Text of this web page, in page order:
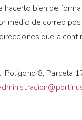
hacerlo bien de
medio de correo
que a
Poligono 8, Parcela